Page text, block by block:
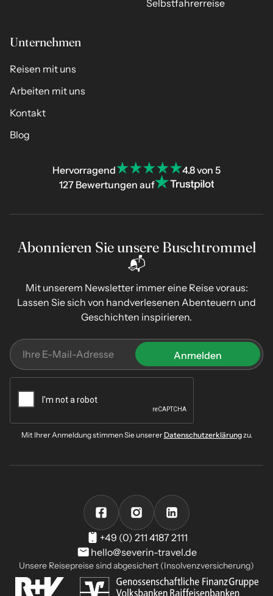
Selbstfahrerreise
Unternehmen
Reisen mit uns
Arbeiten mit uns
Kontakt
Blog
Hervorragend
4.8 von 5
127 Bewertungen auf
Abonnieren Sie unsere Buschtrommel
📬
Mit unserem Newsletter immer eine Reise voraus:
Lassen Sie sich von handverlesenen Abenteuern und
Geschichten inspirieren.
Mit Ihrer Anmeldung stimmen Sie unsererDatenschutzerklärungzu.
+49 (0) 211 4187 2111
hello@severin-travel.de
Unsere Reisepreise sind abgesichert (Insolvenzversicherung)